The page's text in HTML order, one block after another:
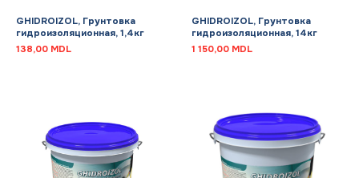
GHIDROIZOL, Грунтовка
гидроизоляционная, 1,4кг
138,00 MDL
GHIDROIZOL, Грунтовка
гидроизоляционная, 14кг
1 150,00 MDL